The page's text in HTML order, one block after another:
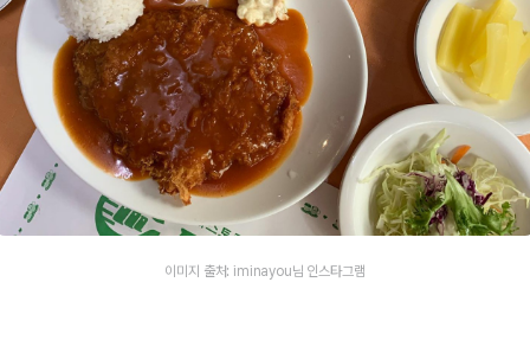
이미지 출처: iminayou님 인스타그램